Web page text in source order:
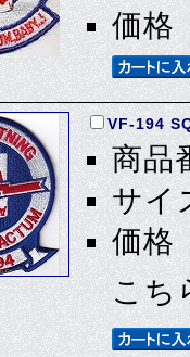
価格
VF-194
商品
サイ
価格
こち